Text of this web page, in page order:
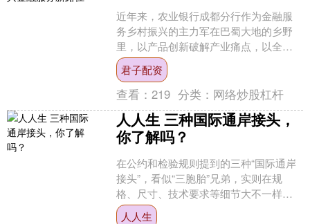
近年来，农业银行成都分行作为金融服
务乡村振兴的主力军在巴蜀大地的乡野
里，以产品创新破解产业痛点，以全链
服务构建金融生态，以场景嵌入延伸服
务触角，将普惠金融甘霖注....
君子配资
查看：219 分类： 网络炒股杠杆
人人生 三种国际通岸接头，
你了解吗？
在公约和检验规则提到的三种“国际通岸
接头”，看似“三胞胎”兄弟，实则在规
格、尺寸、技术要求等细节大不一样人
人生，其中消防水国际通岸接头为外界
人人生